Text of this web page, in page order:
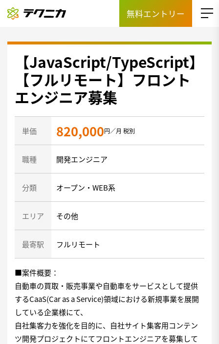
無料エントリー
【JavaScript/TypeScript】
【フルリモート】フロント
エンジニア募集
単価 820,000円／月 税別
職種 開発エンジニア
分類 オープン・WEB系
エリア その他
最寄駅 フルリモート
■案件概要：
自動車の買取・販売事業や自動車をサービスとして提供
するCaaS(Car as a Service)領域における新規事業を展開
している企業様にて、
自社集客力を強化を目的に、自社サイト集客用コンテン
ツ開発プロジェクトにてフロントエンジニアを募集して